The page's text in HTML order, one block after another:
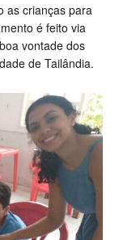
as crianças para
é feito via
vontade dos
de Tailândia.